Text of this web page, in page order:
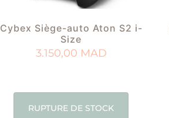
Cybex Siège-auto Aton S2 i-
Size
3.150,00 MAD
RUPTURE DE STOCK